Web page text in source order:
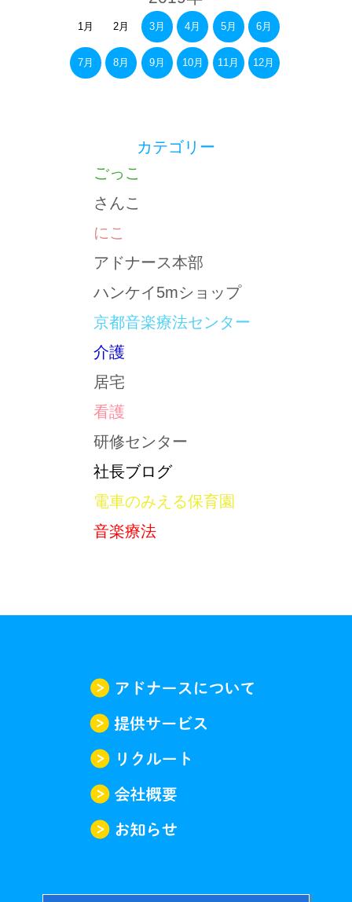
1月 2月 3月 4月 5月 6月
7月 8月 9月 10月 11月 12月
カテゴリー
ごっこ
さんこ
にこ
アドナース本部
ハンケイ5mショップ
京都音楽療法センター
介護
居宅
看護
研修センター
社長ブログ
電車のみえる保育園
音楽療法